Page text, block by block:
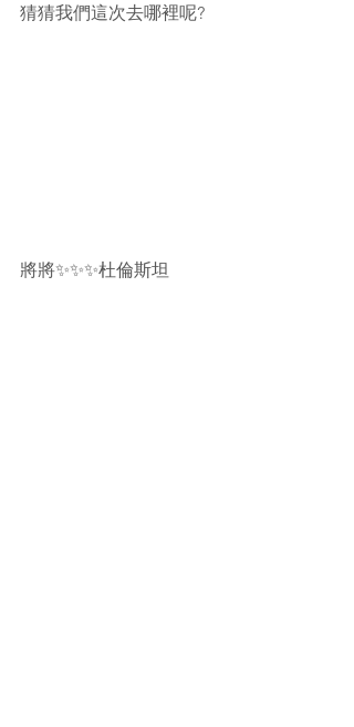
猜猜我們這次去哪裡呢?
將將✨✨✨杜倫斯坦